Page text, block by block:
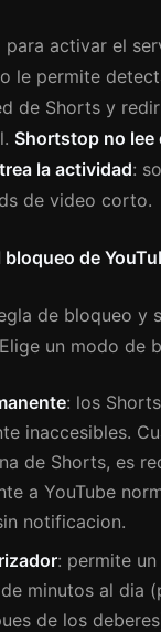
activar el
le permite
de Shorts y
Shortstop no lee
la actividad:
de video corto.
de
de bloqueo y
un modo de
: los
inaccesibles.
de Shorts, es
a YouTube
notificacion.
: permite
minutos al dia
de los